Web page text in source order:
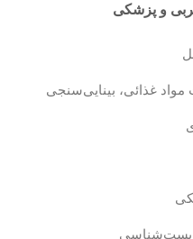
غذائی، بینایی‌سنجی
زیست‌شناسی